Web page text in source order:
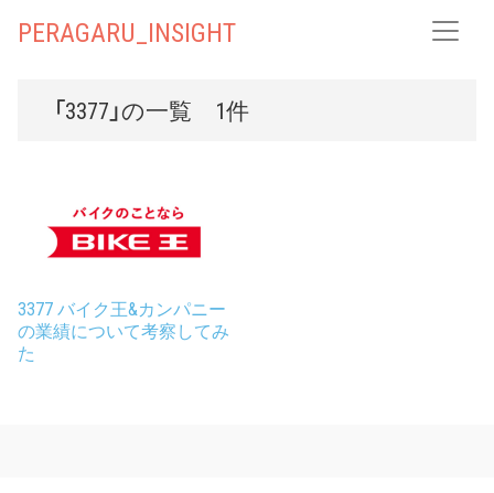
PERAGARU_INSIGHT
「3377」の一覧 1件
3377 バイク王&カンパニー
の業績について考察してみ
た